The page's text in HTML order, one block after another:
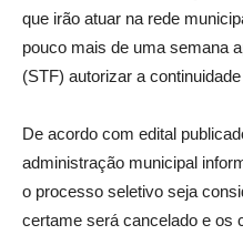
que irão atuar na rede
pouco mais de uma semana
(STF) autorizar a
De acordo com edital
administração municipal
o processo seletivo seja
certame será cancelado e os